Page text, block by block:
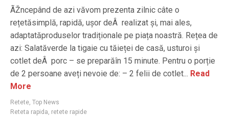
ÃŽncepând de azi văvom prezenta zilnic câte o
rețetăsimplă, rapidă, ușor deÂ realizat și, mai ales,
adaptatăproduselor tradiționale pe piața noastră. Rețea de
azi: Salatăverde la tigaie cu tăieței de casă, usturoi și
cotlet deÂ porc – se preparăîn 15 minute. Pentru o porție
de 2 persoane aveți nevoie de: – 2 felii de cotlet... Read
More
Retete, Top News
Reteta rapida, retete rapide